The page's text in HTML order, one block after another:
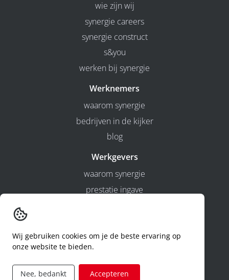
wie zijn wij
synergie careers
synergie construct
s&you
werken bij synergie
Werknemers
waarom synergie
bedrijven in de kijker
blog
Werkgevers
waarom synergie
prestatie ingave
hr-diensten
bouw
Wij gebruiken cookies om je de beste ervaring op
onze website te bieden.
Nee, bedankt Accepteren